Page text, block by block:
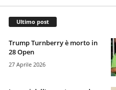
Ultimo post
Trump Turnberry è morto in
28 Open
27 Aprile 2026